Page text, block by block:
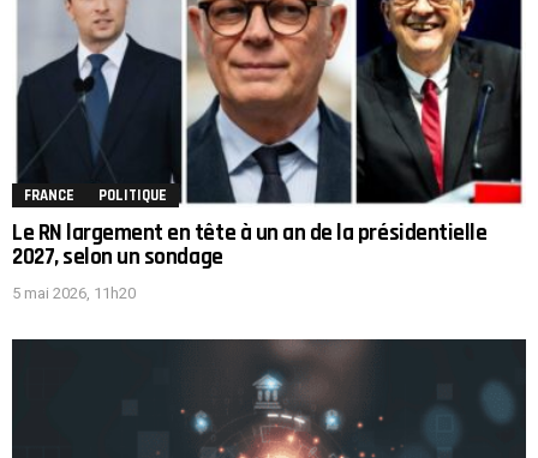
FRANCE POLITIQUE
Le RN largement en tête à un an de la présidentielle
2027, selon un sondage
5 mai 2026, 11h20